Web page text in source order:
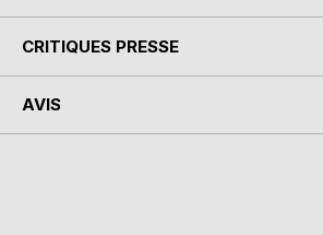
CRITIQUES PRESSE
AVIS